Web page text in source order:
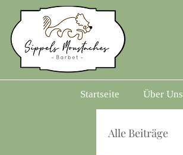
Startseite Über Uns
Alle Beiträge